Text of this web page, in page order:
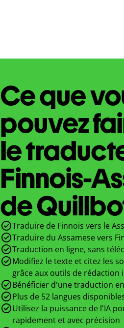
Ce que
pouvez
le
Finnois-
de
Traduire de Finnois vers le
Traduire du Assamese vers
Traduction en ligne, sans
Modifiez le texte et citez les
grâce aux outils de rédaction
Bénéficier d'une traduction
Plus de 52 langues
Utilisez la puissance de l'IA
rapidement et avec précision